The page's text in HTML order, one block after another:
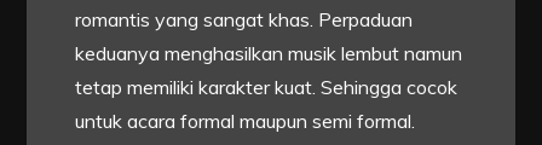
romantis yang sangat khas. Perpaduan
keduanya menghasilkan musik lembut namun
tetap memiliki karakter kuat. Sehingga cocok
untuk acara formal maupun semi formal.